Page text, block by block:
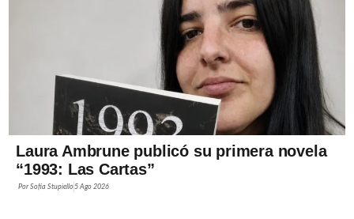
Laura Ambrune publicó su primera novela
“1993: Las Cartas”
PorSofía Stupiello 5 Ago 2026